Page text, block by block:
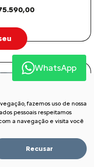
WhatsApp
fazemos uso de nossa
pessoais respeitamos
a navegação e visita você
Recusar